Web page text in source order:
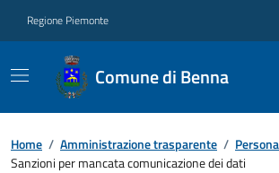
Regione Piemonte
Comune di Benna
Home / Amministrazione trasparente /
Sanzioni per mancata comunicazione dei dati